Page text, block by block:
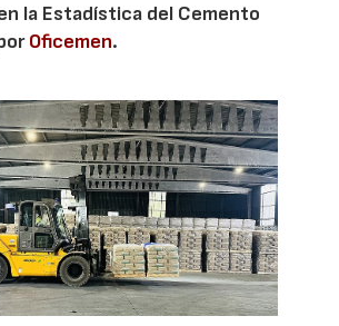
la Estadística del Cemento
Oficemen.